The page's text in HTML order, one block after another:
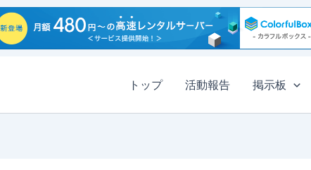
トップ 活動報告 掲示板